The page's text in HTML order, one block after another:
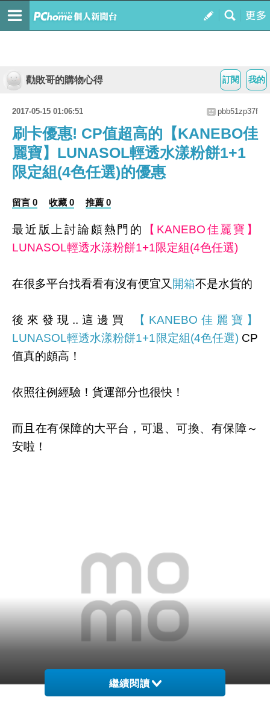
我的
訂閱
勸敗哥的購物心得
2017-05-15 01:06:51 pbb51zp37f
刷卡優惠! CP值超高的【KANEBO佳
麗寶】LUNASOL輕透水漾粉餅1+1
限定組(4色任選)的優惠
留言 0 收藏 0 推薦 0
最近版上討論頗熱門的
【KANEBO佳麗寶】
LUNASOL輕透水漾粉餅1+1限定組(4色任選)
在很多平台找看看有沒有便宜又 開箱不是水貨的
後來發現..這邊買
【KANEBO佳麗寶】
LUNASOL輕透水漾粉餅1+1限定組(4色任選) CP
值真的頗高！
依照往例經驗！貨運部分也很快！
而且在有保障的大平台，可退、可換、有保障～
安啦！
繼續閱讀